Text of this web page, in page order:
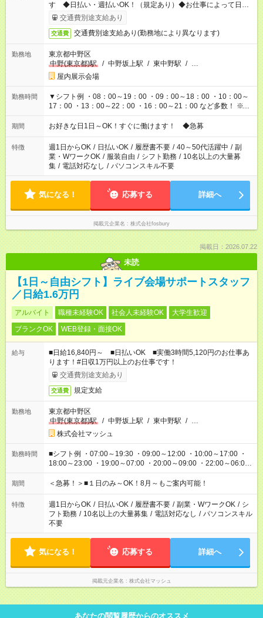
す ◆日払い・週払いOK！（規定あり）◆お仕事によって日給も
異なります
交通費別途支給あり
交通費 交通費別途支給あり(勤務地により異なります)
勤務地
東京都中野区
中野(東京都)駅
/ 中野坂上駅 / 東中野駅 / …
屋内展示会場
勤務時間
▼シフト例 ・08：00～19：00 ・09：00～18：00 ・10：00～
17：00 ・13：00～22：00 ・16：00～21：00 など多数！ ※お
仕事により勤務時間が異なります
期間 お好きな日1日～OK！すぐに働けます！ ◆急募
特徴 週1日からOK / 日払いOK / 履歴書不要 / 40～50代活躍中 / 副
業・WワークOK / 服装自由 / シフト勤務 / 10名以上の大量募
集 / 電話対応なし / パソコンスキル不要
気になる！ 応募する 詳細へ
掲載元企業名 株式会社fosbury
掲載日：2026.07.22
未読
【1日～自由シフト】ライブ会場サポートスタッフ
／日給1.6万円
アルバイト 職種未経験OK 社会人未経験OK
大学生歓迎
ブランクOK
WEB登録・面接OK
給与
■日給16,840円～ ■日払いOK ■実働3時間5,120円のお仕事あ
ります！#日収1万円以上のお仕事です！
交通費別途支給あり
交通費 規定支給
勤務地
東京都中野区
中野(東京都)駅
/ 中野坂上駅 / 東中野駅 / …
株式会社マッシュ
勤務時間
■シフト例 ・07:00～19:30 ・09:00～12:00 ・10:00～17:00 ・
18:00～23:00 ・19:00～07:00 ・20:00～09:00 ・22:00～06:00
etc ★最短で3時間で5,120円のお仕事から 15時間で2万円近く稼
げるお仕事も！ ご希望のお時間に合わせてご紹介！ ※シフトは
ください！
期間 ＜急募！＞■１日のみ～OK！8月～もご案内可能！
特徴 週1日からOK / 日払いOK / 履歴書不要 / 副業・WワークOK / シ
フト勤務 / 10名以上の大量募集 / 電話対応なし / パソコンスキル
不要
気になる！ 応募する 詳細へ
掲載元企業名 株式会社マッシュ
あなたの閲覧履歴からのオススメ